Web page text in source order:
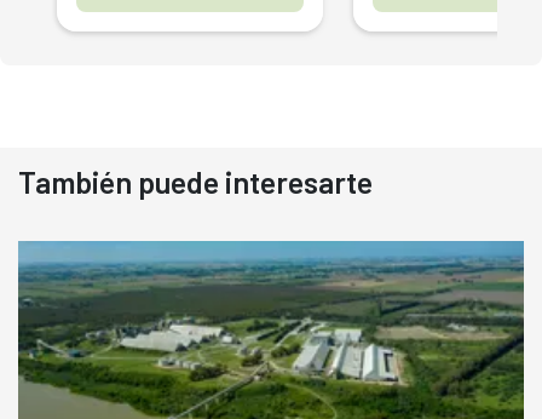
También puede interesarte